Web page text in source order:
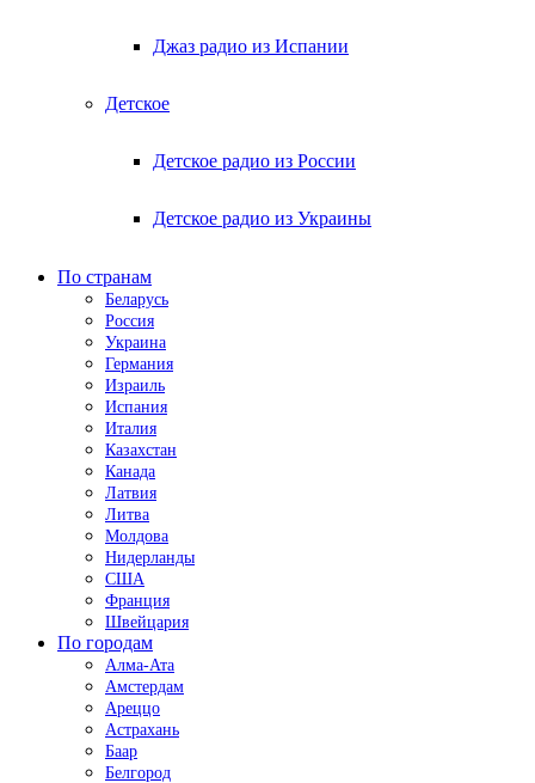
Джаз радио из Испании
Детское
Детское радио из России
Детское радио из Украины
По странам
Беларусь
Россия
Украина
Германия
Израиль
Испания
Италия
Казахстан
Канада
Латвия
Литва
Молдова
Нидерланды
США
Франция
Швейцария
По городам
Алма-Ата
Амстердам
Ареццо
Астрахань
Баар
Белгород